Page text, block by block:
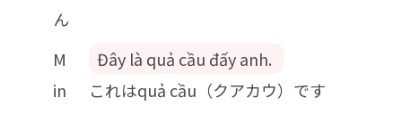
ん
M
in
Đây là quả cầu đấy anh.
これはquả cầu（クアカウ）です